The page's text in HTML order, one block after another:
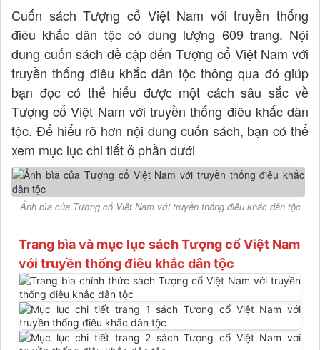
Cuốn sách Tượng cổ Việt Nam với truyền thống
điêu khắc dân tộc có dung lượng 609 trang. Nội
dung cuốn sách đề cập đến Tượng cổ Việt Nam với
truyền thống điêu khắc dân tộc thông qua đó giúp
bạn đọc có thể hiểu được một cách sâu sắc về
Tượng cổ Việt Nam với truyền thống điêu khắc dân
tộc. Để hiểu rõ hơn nội dung cuốn sách, bạn có thể
xem mục lục chi tiết ở phần dưới
Ảnh bìa của Tượng cổ Việt Nam với truyền thống điêu khắc dân tộc
Trang bìa và mục lục sách Tượng cổ Việt Nam
với truyền thống điêu khắc dân tộc